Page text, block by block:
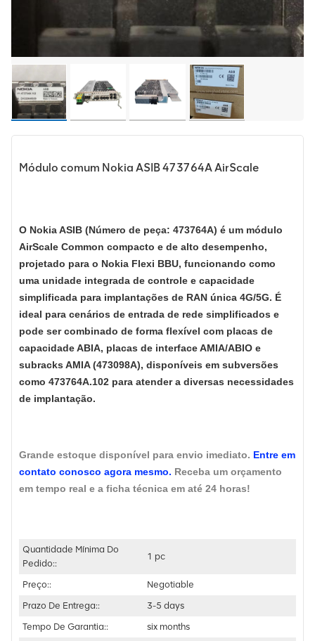
Módulo comum Nokia ASIB 473764A AirScale
O Nokia ASIB (Número de peça: 473764A) é um módulo
AirScale Common compacto e de alto desempenho,
projetado para o Nokia Flexi BBU, funcionando como
uma unidade integrada de controle e capacidade
simplificada para implantações de RAN única 4G/5G. É
ideal para cenários de entrada de rede simplificados e
pode ser combinado de forma flexível com placas de
capacidade ABIA, placas de interface AMIA/ABIO e
subracks AMIA (473098A), disponíveis em subversões
como 473764A.102 para atender a diversas necessidades
de implantação.
Grande estoque disponível para envio imediato. Entre em
contato conosco agora mesmo. Receba um orçamento
em tempo real e a ficha técnica em até 24 horas!
Quantidade Mínima Do
Pedido::
1 pc
Preço::
Negotiable
Prazo De Entrega::
3-5 days
Tempo De Garantia::
six months